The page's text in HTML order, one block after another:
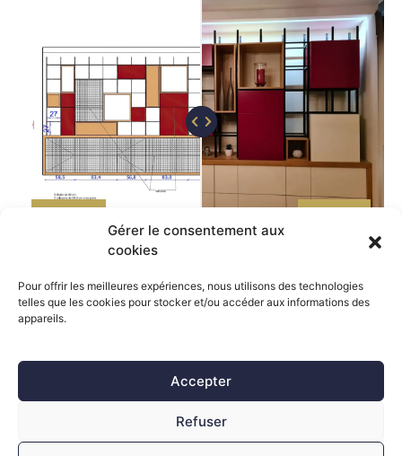
Gérer le consentement aux
cookies
Pour offrir les meilleures expériences, nous utilisons des technologies
telles que les cookies pour stocker et/ou accéder aux informations des
appareils.
Accepter
Refuser
Menu
Vente de mobilier
AMIL M DESIGN